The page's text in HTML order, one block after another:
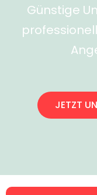
Günstige
JETZT